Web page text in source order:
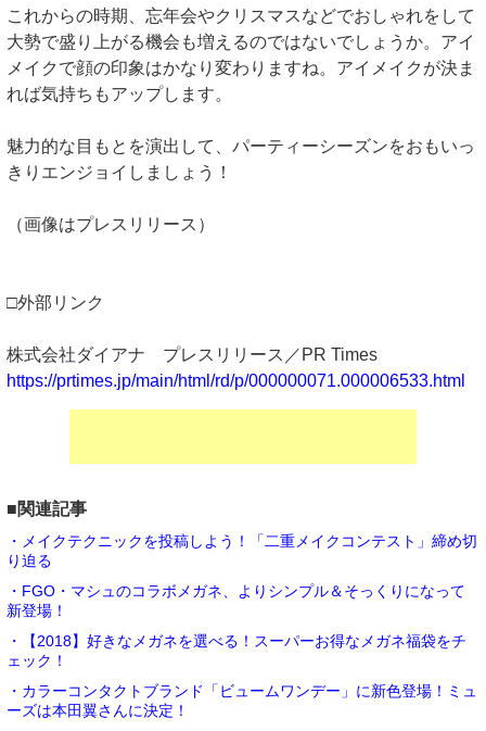
これからの時期、忘年会やクリスマスなどでおしゃれをして
大勢で盛り上がる機会も増えるのではないでしょうか。アイ
メイクで顔の印象はかなり変わりますね。アイメイクが決ま
れば気持ちもアップします。
魅力的な目もとを演出して、パーティーシーズンをおもいっ
きりエンジョイしましょう！
（画像はプレスリリース）
□外部リンク
株式会社ダイアナ プレスリリース／PR Times
https://prtimes.jp/main/html/rd/p/000000071.000006533.html
■関連記事
・メイクテクニックを投稿しよう！「二重メイクコンテスト」締め切
り迫る
・FGO・マシュのコラボメガネ、よりシンプル＆そっくりになって
新登場！
・【2018】好きなメガネを選べる！スーパーお得なメガネ福袋をチ
ェック！
・カラーコンタクトブランド「ビュームワンデー」に新色登場！ミュ
ーズは本田翼さんに決定！